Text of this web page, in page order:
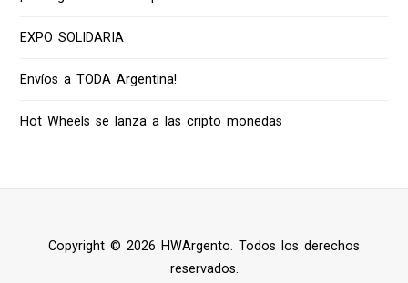
EXPO SOLIDARIA
Envíos a TODA Argentina!
Hot Wheels se lanza a las cripto monedas
Copyright © 2026 HWArgento. Todos los derechos
reservados.